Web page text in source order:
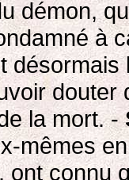
démon,
à
la mort. -
mêmes
connu